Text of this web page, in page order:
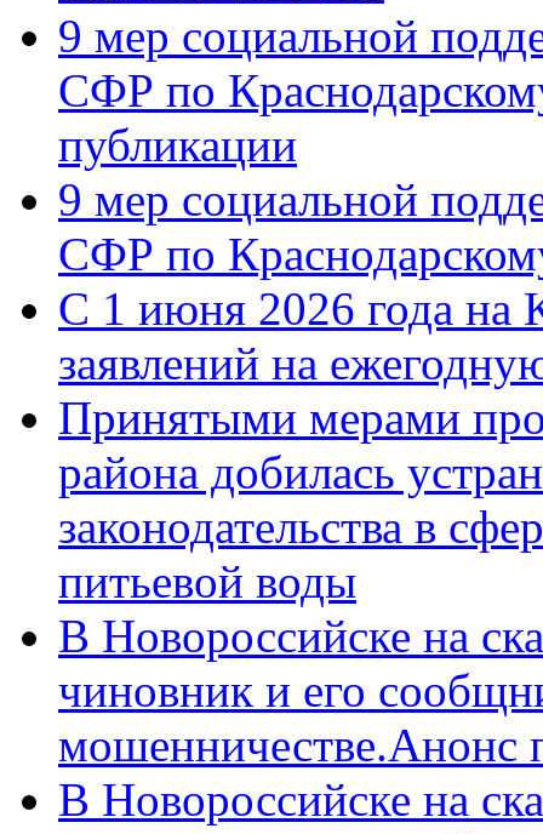
9 мер социальной
СФР по
публикации
9 мер социальной
СФР по
С 1 июня 2026 года на
заявлений на
Принятыми мерами
района добилась
законодательства в
питьевой воды
В Новороссийске на
чиновник и его
мошенничестве.Анонс
В Новороссийске на